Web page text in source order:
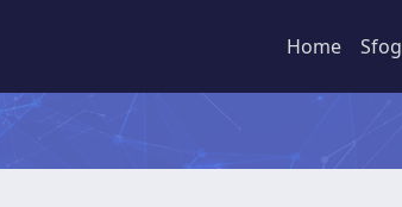
Home